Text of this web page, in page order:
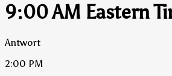
9:00 AM Eastern
Antwort
2:00 PM